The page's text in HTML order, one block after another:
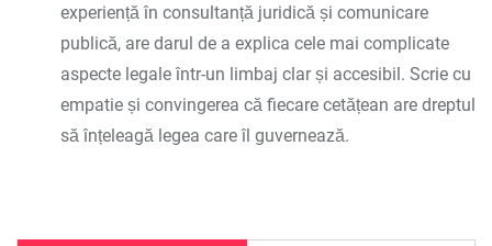
experiență în consultanță juridică și comunicare
publică, are darul de a explica cele mai complicate
aspecte legale într-un limbaj clar și accesibil. Scrie cu
empatie și convingerea că fiecare cetățean are dreptul
să înțeleagă legea care îl guvernează.